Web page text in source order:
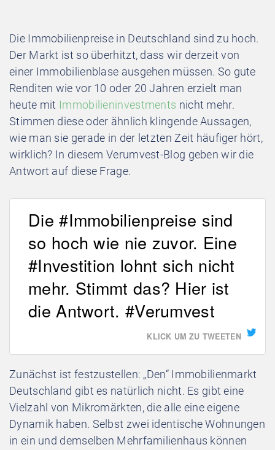
Die Immobilienpreise in Deutschland sind zu hoch.
Der Markt ist so überhitzt, dass wir derzeit von
einer Immobilienblase ausgehen müssen. So gute
Renditen wie vor 10 oder 20 Jahren erzielt man
heute mit Immobilieninvestments nicht mehr.
Stimmen diese oder ähnlich klingende Aussagen,
wie man sie gerade in der letzten Zeit häufiger hört,
wirklich? In diesem Verumvest-Blog geben wir die
Antwort auf diese Frage.
Die #Immobilienpreise sind
so hoch wie nie zuvor. Eine
#Investition lohnt sich nicht
mehr. Stimmt das? Hier ist
die Antwort. #Verumvest
KLICK UM ZU TWEETEN
Zunächst ist festzustellen: „Den“ Immobilienmarkt
Deutschland gibt es natürlich nicht. Es gibt eine
Vielzahl von Mikromärkten, die alle eine eigene
Dynamik haben. Selbst zwei identische Wohnungen
in ein und demselben Mehrfamilienhaus können